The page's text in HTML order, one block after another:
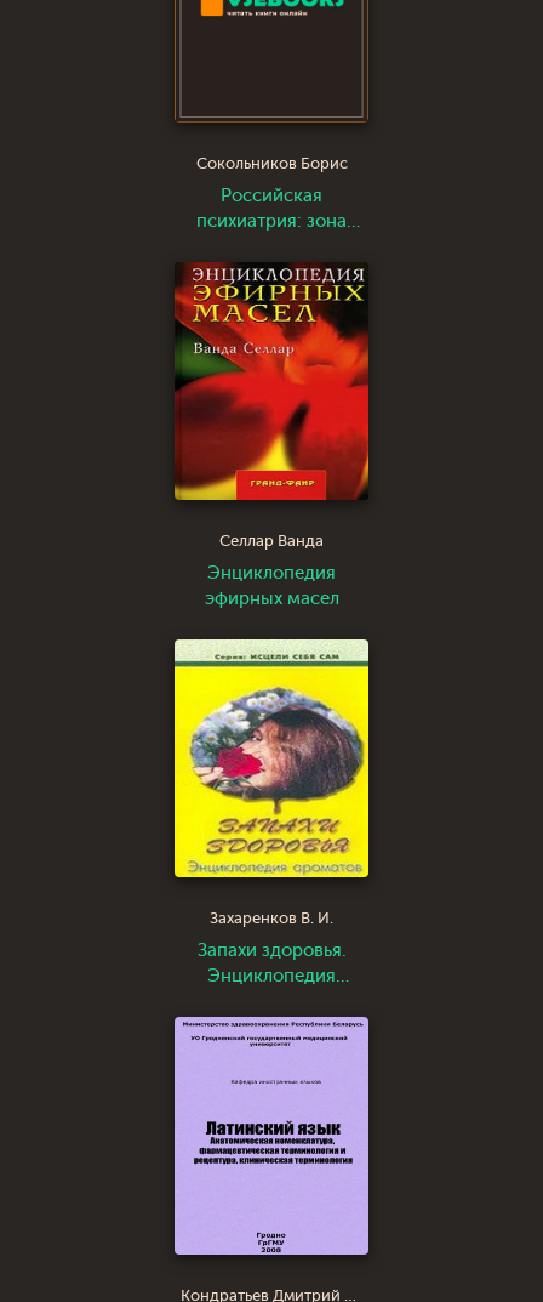
Сокольников Борис
Российская
психиатрия: зона
Селлар Ванда
Энциклопедия
эфирных масел
Захаренков В. И.
Запахи здоровья.
Энциклопедия
Кондратьев Дмитрий Валерьевич